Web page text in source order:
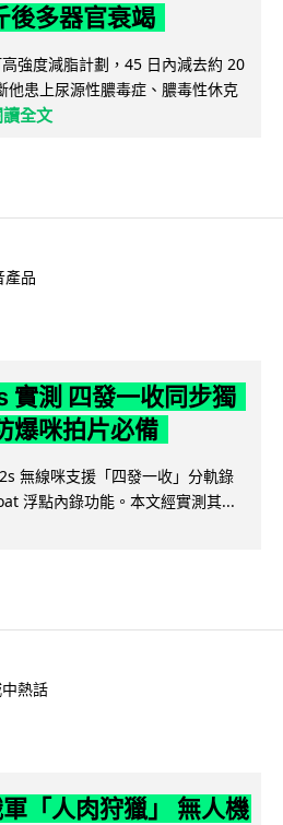
後多器官衰竭
強度減脂計劃，45 日內減去約 20
他患上尿源性膿毒症、膿毒性休克
讀全文
產品
測 四發一收同步獨
爆咪拍片必備
無線咪支援「四發一收」分軌錄
浮點內錄功能。本文經實測其...
熱話
「人肉狩獵」 無人機